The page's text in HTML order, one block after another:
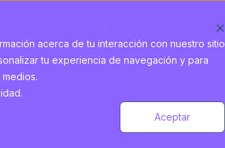
acerca de tu interacción con nuestro sitio
tu experiencia de navegación y para
Aceptar